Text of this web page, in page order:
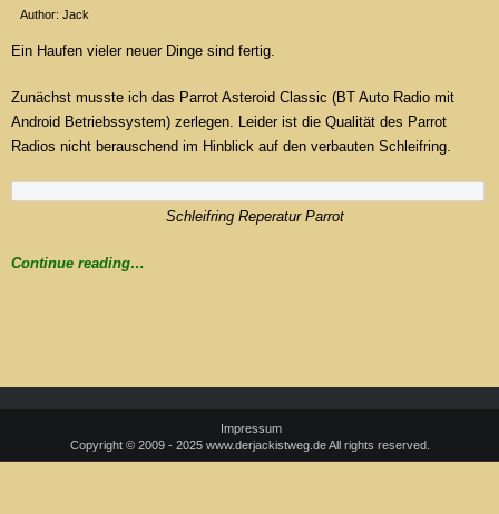
Author: Jack
Ein Haufen vieler neuer Dinge sind fertig.
Zunächst musste ich das Parrot Asteroid Classic (BT Auto Radio mit
Android Betriebssystem) zerlegen. Leider ist die Qualität des Parrot
Radios nicht berauschend im Hinblick auf den verbauten Schleifring.
Schleifring Reperatur Parrot
Continue reading…
Impressum
Copyright © 2009 - 2025 www.derjackistweg.de All rights reserved.